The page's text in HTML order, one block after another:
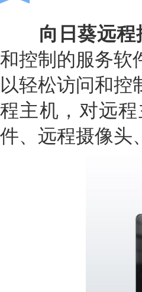
向日葵远程
和控制的服务软
以轻松访问和控
程主机，对远
件、远程摄像头